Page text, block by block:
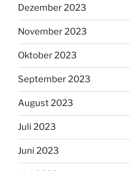
Dezember 2023
November 2023
Oktober 2023
September 2023
August 2023
Juli 2023
Juni 2023